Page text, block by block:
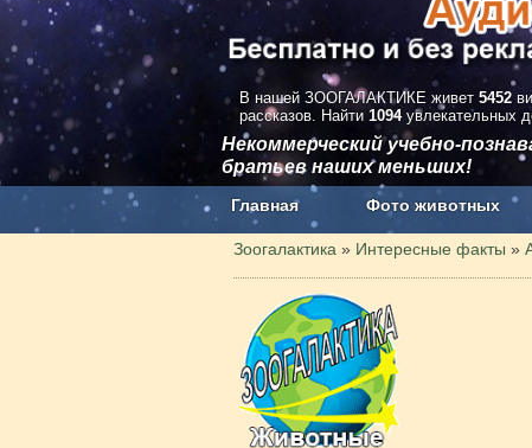
В нашей ЗООГАЛАКТИКЕ живет 5452
рассказов. Найти 1094увлекательных
Некоммерческий учебно-
братьев наших меньших!
Главная Фото животных
Наши приложения. Бесплатно и
Зоогалактика » Интересные факты »